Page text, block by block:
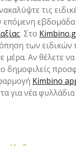
τις
επόμενη
. Στο
των
μέρα. Αν θέλετε να
δημοφιλείς
Kimbino
για νέα φυλλάδια